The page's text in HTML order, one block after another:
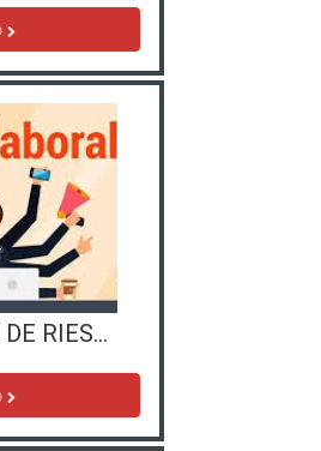
PREVENCIÓN DE RIESGOS LABORALES. MANEJO DEL ESTRÉS Y ORGANIZACIÓN DE TAREAS